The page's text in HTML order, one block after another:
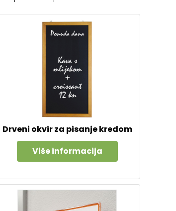
Drveni okvir za pisanje kredom
Više informacija